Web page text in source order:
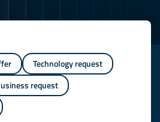
Technology request
request